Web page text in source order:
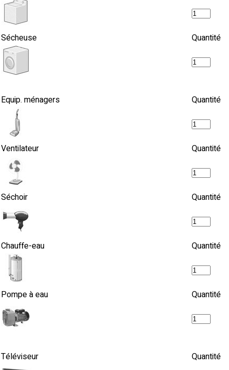
Sécheuse Quantité
Equip. ménagers Quantité
Ventilateur Quantité
Séchoir Quantité
Chauffe-eau Quantité
Pompe à eau Quantité
Téléviseur Quantité